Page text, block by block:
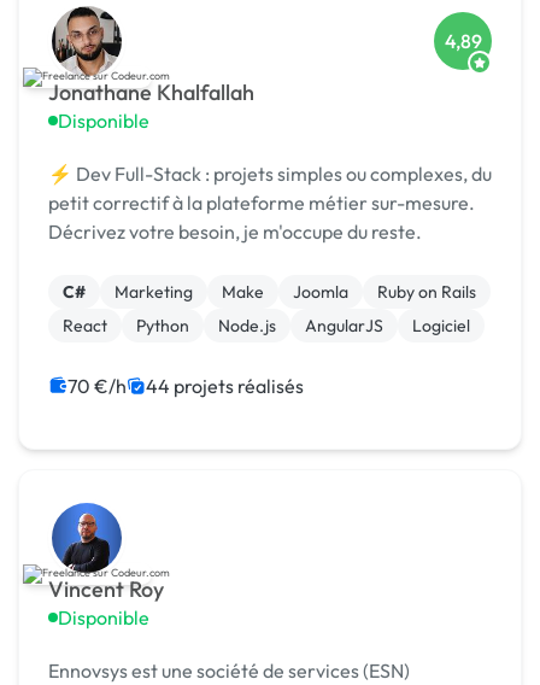
Jonathane Khalfallah
Disponible
4,89
⚡ Dev Full-Stack : projets simples ou complexes, du
petit correctif à la plateforme métier sur-mesure.
Décrivez votre besoin, je m'occupe du reste.
C# Marketing Make Joomla
Ruby on Rails
React
Python Node.js AngularJS Logiciel
70 €/h 44 projets réalisés
Vincent Roy
Disponible
Ennovsys est une société de services (ESN)